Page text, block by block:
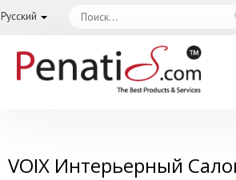
Русский
VOIX Интерьерный